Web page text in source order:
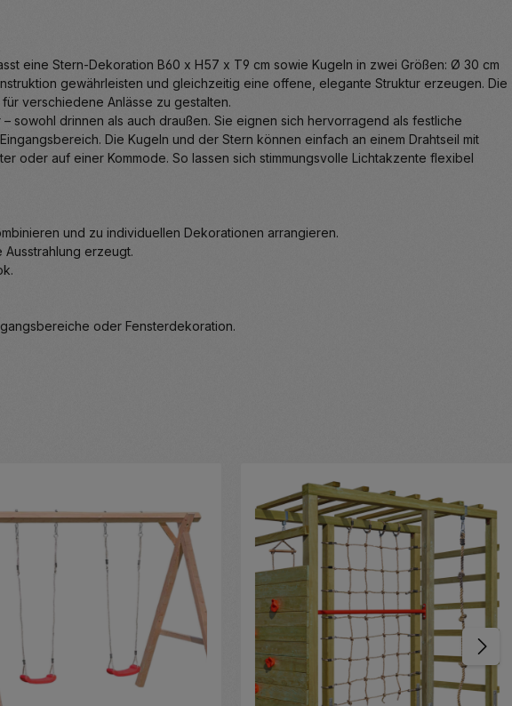
eine Stern-Dekoration B60 x H57 x T9 cm sowie Kugeln in zwei Größen: Ø 30 cm
gewährleisten und gleichzeitig eine offene, elegante Struktur erzeugen. Die
verschiedene Anlässe zu gestalten.
sowohl drinnen als auch draußen. Sie eignen sich hervorragend als festliche
Die Kugeln und der Stern können einfach an einem Drahtseil mit
oder auf einer Kommode. So lassen sich stimmungsvolle Lichtakzente flexibel
und zu individuellen Dekorationen arrangieren.
Ausstrahlung erzeugt.
oder Fensterdekoration.